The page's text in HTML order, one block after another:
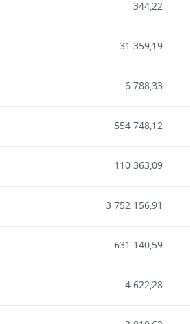
344,22
31 359,19
6 788,33
554 748,12
110 363,09
3 752 156,91
631 140,59
4 622,28